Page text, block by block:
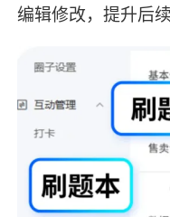
编辑修改，提升后